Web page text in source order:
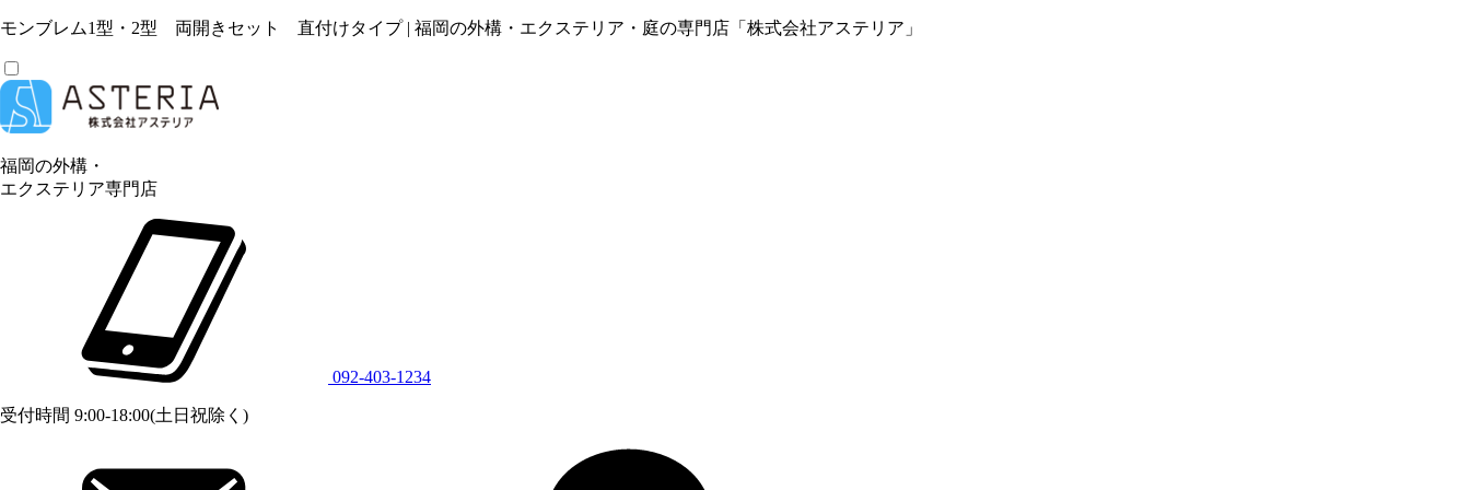
モンブレム1型・2型 両開きセット 直付けタイプ | 福岡の外構・エクステリア・庭の専門店「株式会社アステリア」
福岡の外構・
エクステリア専門店
092-403-1234
受付時間 9:00-18:00(土日祝除く)